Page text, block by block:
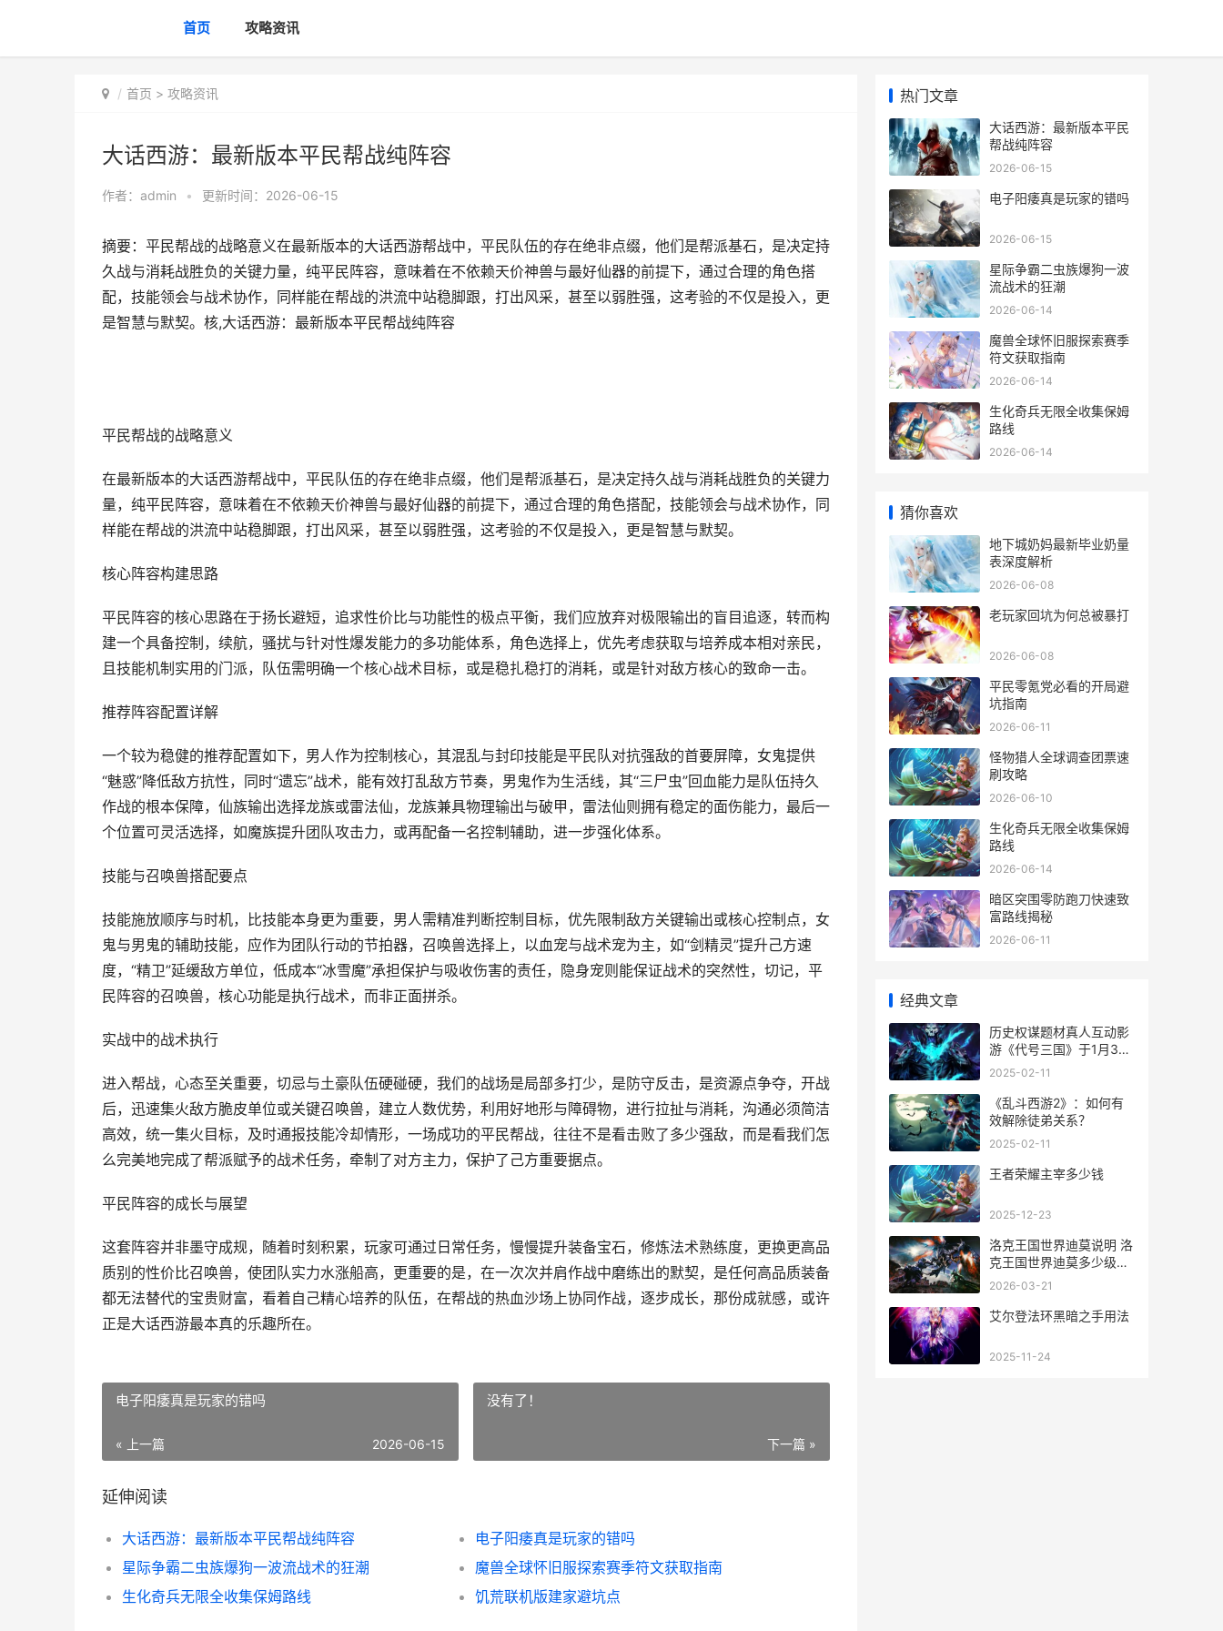
首页 攻略资讯
首页 > 攻略资讯
大话西游：最新版本平民帮战纯阵容
作者： admin • 更新时间：2026-06-15
摘要：平民帮战的战略意义在最新版本的大话西游帮战中，平民队伍的存在绝非点缀，他们是帮派基石，是决定持
久战与消耗战胜负的关键力量，纯平民阵容，意味着在不依赖天价神兽与最好仙器的前提下，通过合理的角色搭
配，技能领会与战术协作，同样能在帮战的洪流中站稳脚跟，打出风采，甚至以弱胜强，这考验的不仅是投入，更
是智慧与默契。核,大话西游：最新版本平民帮战纯阵容
平民帮战的战略意义
在最新版本的大话西游帮战中，平民队伍的存在绝非点缀，他们是帮派基石，是决定持久战与消耗战胜负的关键力
量，纯平民阵容，意味着在不依赖天价神兽与最好仙器的前提下，通过合理的角色搭配，技能领会与战术协作，同
样能在帮战的洪流中站稳脚跟，打出风采，甚至以弱胜强，这考验的不仅是投入，更是智慧与默契。
核心阵容构建思路
平民阵容的核心思路在于扬长避短，追求性价比与功能性的极点平衡，我们应放弃对极限输出的盲目追逐，转而构
建一个具备控制，续航，骚扰与针对性爆发能力的多功能体系，角色选择上，优先考虑获取与培养成本相对亲民，
且技能机制实用的门派，队伍需明确一个核心战术目标，或是稳扎稳打的消耗，或是针对敌方核心的致命一击。
推荐阵容配置详解
一个较为稳健的推荐配置如下，男人作为控制核心，其混乱与封印技能是平民队对抗强敌的首要屏障，女鬼提供
“魅惑”降低敌方抗性，同时“遗忘”战术，能有效打乱敌方节奏，男鬼作为生活线，其“三尸虫”回血能力是队伍持久
作战的根本保障，仙族输出选择龙族或雷法仙，龙族兼具物理输出与破甲，雷法仙则拥有稳定的面伤能力，最后一
个位置可灵活选择，如魔族提升团队攻击力，或再配备一名控制辅助，进一步强化体系。
技能与召唤兽搭配要点
技能施放顺序与时机，比技能本身更为重要，男人需精准判断控制目标，优先限制敌方关键输出或核心控制点，女
鬼与男鬼的辅助技能，应作为团队行动的节拍器，召唤兽选择上，以血宠与战术宠为主，如“剑精灵”提升己方速
度，“精卫”延缓敌方单位，低成本“冰雪魔”承担保护与吸收伤害的责任，隐身宠则能保证战术的突然性，切记，平
民阵容的召唤兽，核心功能是执行战术，而非正面拼杀。
实战中的战术执行
进入帮战，心态至关重要，切忌与土豪队伍硬碰硬，我们的战场是局部多打少，是防守反击，是资源点争夺，开战
后，迅速集火敌方脆皮单位或关键召唤兽，建立人数优势，利用好地形与障碍物，进行拉扯与消耗，沟通必须简洁
高效，统一集火目标，及时通报技能冷却情形，一场成功的平民帮战，往往不是看击败了多少强敌，而是看我们怎
么完美地完成了帮派赋予的战术任务，牵制了对方主力，保护了己方重要据点。
平民阵容的成长与展望
这套阵容并非墨守成规，随着时刻积累，玩家可通过日常任务，慢慢提升装备宝石，修炼法术熟练度，更换更高品
质别的性价比召唤兽，使团队实力水涨船高，更重要的是，在一次次并肩作战中磨练出的默契，是任何高品质装备
都无法替代的宝贵财富，看着自己精心培养的队伍，在帮战的热血沙场上协同作战，逐步成长，那份成就感，或许
正是大话西游最本真的乐趣所在。
电子阳痿真是玩家的错吗
« 上一篇 2026-06-15
没有了！
下一篇 »
延伸阅读
大话西游：最新版本平民帮战纯阵容
电子阳痿真是玩家的错吗
星际争霸二虫族爆狗一波流战术的狂潮
魔兽全球怀旧服探索赛季符文获取指南
生化奇兵无限全收集保姆路线
饥荒联机版建家避坑点
热门文章
大话西游：最新版本平民
帮战纯阵容
2026-06-15
电子阳痿真是玩家的错吗
2026-06-15
星际争霸二虫族爆狗一波
流战术的狂潮
2026-06-14
魔兽全球怀旧服探索赛季
符文获取指南
2026-06-14
生化奇兵无限全收集保姆
路线
2026-06-14
猜你喜欢
地下城奶妈最新毕业奶量
表深度解析
2026-06-08
老玩家回坑为何总被暴打
2026-06-08
平民零氪党必看的开局避
坑指南
2026-06-11
怪物猎人全球调查团票速
刷攻略
2026-06-10
生化奇兵无限全收集保姆
路线
2026-06-14
暗区突围零防跑刀快速致
富路线揭秘
2026-06-11
经典文章
历史权谋题材真人互动影
游《代号三国》于1月3日
开机 历史权谋小说
2025-02-11
《乱斗西游2》：如何有
效解除徒弟关系？
2025-02-11
王者荣耀主宰多少钱
2025-12-23
洛克王国世界迪莫说明 洛
克王国世界迪莫多少级进
化
2026-03-21
艾尔登法环黑暗之手用法
2025-11-24